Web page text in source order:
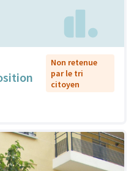
Non retenue
par le tri
citoyen